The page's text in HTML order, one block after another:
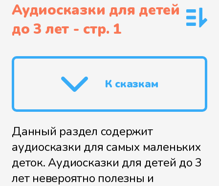
Аудиосказки для детей
до 3 лет - cтр. 1
К сказкам
Данный раздел содержит
аудиосказки для самых маленьких
деток. Аудиосказки для детей до 3
лет невероятно полезны и